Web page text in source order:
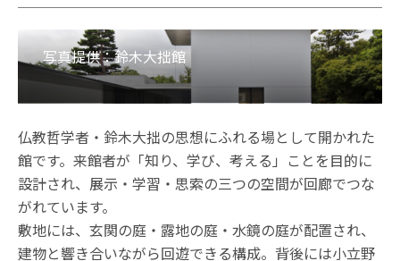
仏教哲学者・鈴木大拙の思想にふれる場として開かれた
館です。来館者が「知り、学び、考える」ことを目的に
設計され、展示・学習・思索の三つの空間が回廊でつな
がれています。
敷地には、玄関の庭・露地の庭・水鏡の庭が配置され、
建物と響き合いながら回遊できる構成。背後には小立野